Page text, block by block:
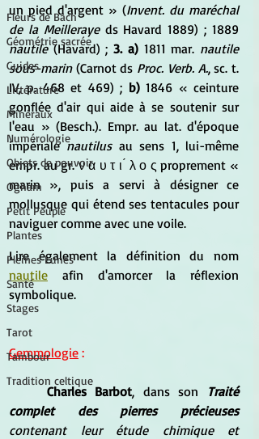
Fleurs de Bach
Géométrie sacrée
Guides
Littérature
Minéraux
Numérologie
Objets de pouvoir
Ogham
Petit Peuple
Plantes
Pleines Lunes
Santé
Stages
Tarot
Tambour
Tradition celtique
un pied d'argent » (Invent. du maréchal
de la Meilleraye
nautile (Havard) ; 3. a) 1811 mar. nautile
sous-marin (Carnot ds Proc. Verb. A., sc. t.
IV, p. 468 et 469) ; b) 1846 « ceinture
gonflée d'air qui aide à se soutenir sur
l'eau » (Besch.). Empr. au lat. d'époque
impériale nautilus au sens 1, lui-même
empr. au gr. ν α υ τ ι ́ λ ο ς proprement «
marin », puis a servi à désigner ce
mollusque qui étend ses tentacules pour
naviguer comme avec une voile.
nautile afin d'amorcer la réflexion
symbolique.
Gemmologie :
Charles Barbot, dans son Traité
complet des pierres précieuses
contenant leur étude chimique et